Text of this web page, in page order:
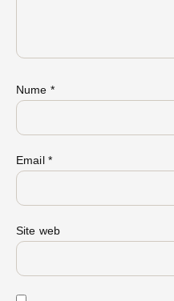
Nume *
Email *
Site web